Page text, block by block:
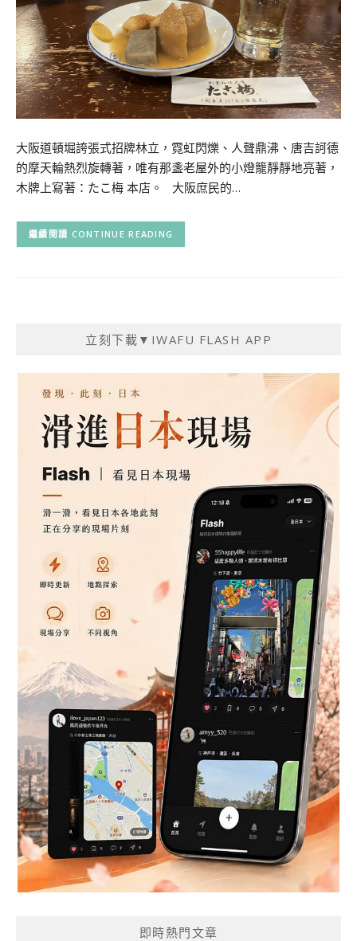
大阪道頓堀誇張式招牌林立，霓虹閃爍、人聲鼎沸、唐吉訶德
的摩天輪熱烈旋轉著，唯有那盞老屋外的小燈籠靜靜地亮著，
木牌上寫著：たこ梅 本店。 大阪庶民的…
CONTINUE READING
立刻下載▼IWAFU FLASH APP
即時熱門文章